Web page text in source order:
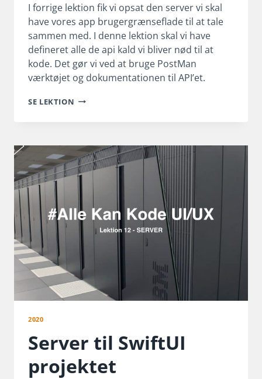
I forrige lektion fik vi opsat den server vi skal
have vores app brugergrænseflade til at tale
sammen med. I denne lektion skal vi have
defineret alle de api kald vi bliver nød til at
kode. Det gør vi ved at bruge PostMan
værktøjet og dokumentationen til API’et.
SE LEKTION INTEGRATIONER
2020
Server til SwiftUI
projektet